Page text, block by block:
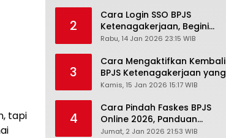
tapi
2
Cara Login SSO BPJS
Ketenagakerjaan, Begini
Tutorial Lengkap dan
Rabu, 14 Jan 2026 23:15 WIB
3
Cara Mengaktifkan Kembali
BPJS Ketenagakerjaan yang
Nonaktif, Begini Panduan
Kamis, 15 Jan 2026 15:17 WIB
4
Cara Pindah Faskes BPJS
Online 2026, Panduan
Lengkap via Mobile JKN,
Jumat, 2 Jan 2026 21:53 WIB